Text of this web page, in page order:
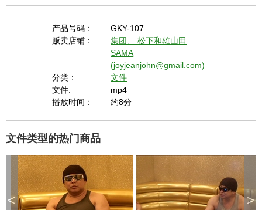
产品号码：
GKY-107
贩卖店铺：
集团、 松下和雄山田
SAMA
(joyjeanjohn@gmail.com)
分类：
文件
文件:
mp4
播放时间：
约8分
文件类型的热门商品
< >